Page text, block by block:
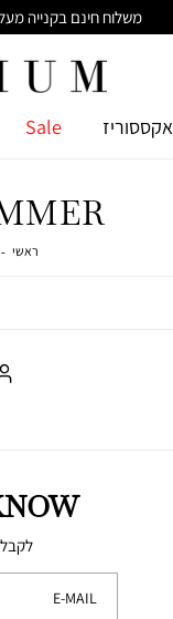
משלוח חינם בקנייה מעל 249 ש"ח (עלות משלוח החל מ-14.90
אקססוריז Sale
ראשי
E-MAIL